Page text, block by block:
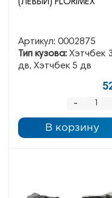
(ЛЕВЫЙ) FLORIMEX
Артикул: 0002875
Тип кузова: Хэтчбек 3
дв, Хэтчбек 5 дв
-
В корзину